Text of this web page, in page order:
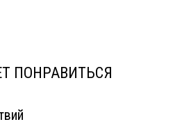
ПОНРАВИТЬСЯ